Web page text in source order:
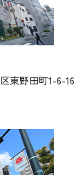
東野田町1-6-